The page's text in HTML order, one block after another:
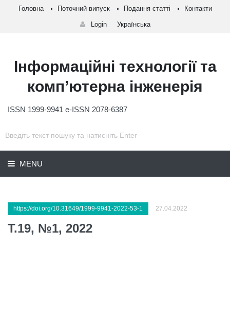
Головна Поточний випуск Подання статті Контакти
Login Українська
Інформаційні технології та
комп’ютерна інженерія
ISSN 1999-9941 e-ISSN 2078-6387
MENU
https://doi.org/10.31649/1999-9941-2022-53-1 27.04.2022
Т.19, №1, 2022